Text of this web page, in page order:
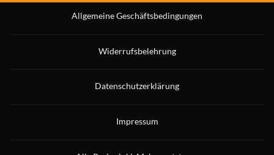
Allgemeine Geschäftsbedingungen
Widerrufsbelehrung
Datenschutzerklärung
Impressum